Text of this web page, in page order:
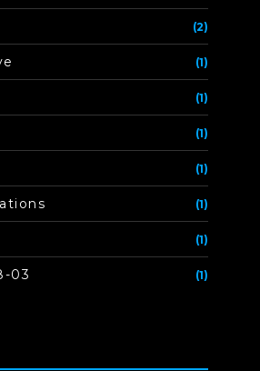
(2)
(1)
(1)
(1)
(1)
(1)
(1)
03 (1)